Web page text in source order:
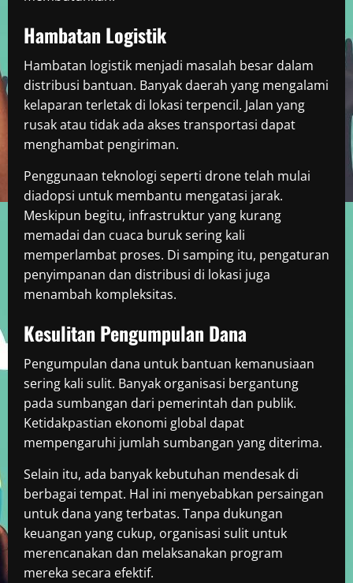
Hambatan Logistik
Hambatan logistik menjadi masalah besar dalam
distribusi bantuan. Banyak daerah yang mengalami
kelaparan terletak di lokasi terpencil. Jalan yang
rusak atau tidak ada akses transportasi dapat
menghambat pengiriman.
Penggunaan teknologi seperti drone telah mulai
diadopsi untuk membantu mengatasi jarak.
Meskipun begitu, infrastruktur yang kurang
memadai dan cuaca buruk sering kali
memperlambat proses. Di samping itu, pengaturan
penyimpanan dan distribusi di lokasi juga
menambah kompleksitas.
Kesulitan Pengumpulan Dana
Pengumpulan dana untuk bantuan kemanusiaan
sering kali sulit. Banyak organisasi bergantung
pada sumbangan dari pemerintah dan publik.
Ketidakpastian ekonomi global dapat
mempengaruhi jumlah sumbangan yang diterima.
Selain itu, ada banyak kebutuhan mendesak di
berbagai tempat. Hal ini menyebabkan persaingan
untuk dana yang terbatas. Tanpa dukungan
keuangan yang cukup, organisasi sulit untuk
merencanakan dan melaksanakan program
mereka secara efektif.